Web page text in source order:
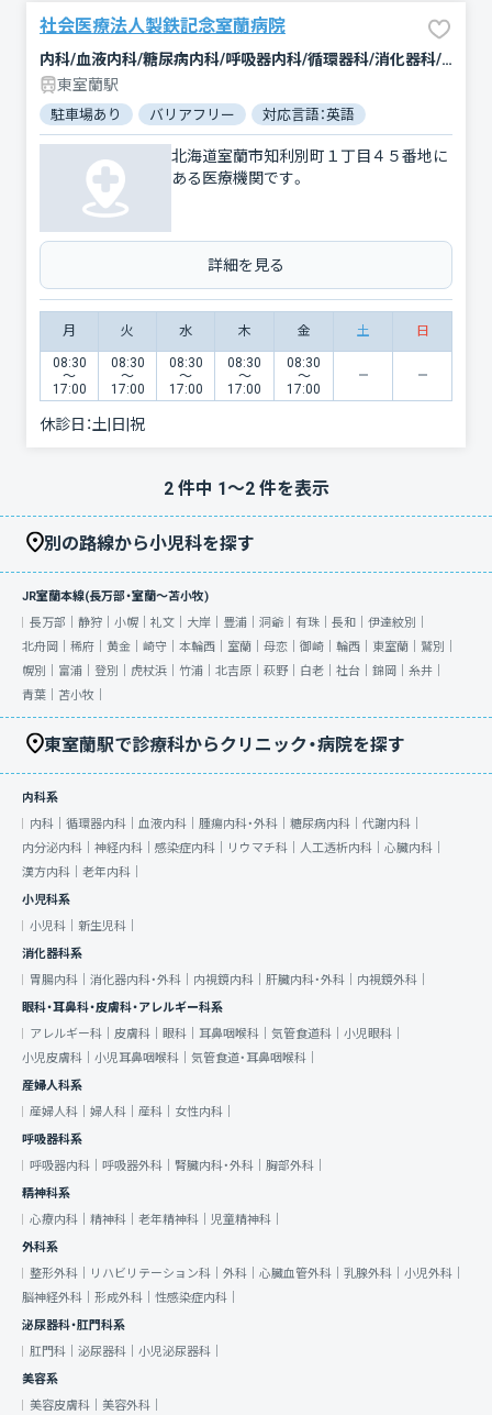
社会医療法人製鉄記念室蘭病院
内科/血液内科/糖尿病内科/呼吸器内科/循環器科/消化器科/腎臓内科・外科/腫瘍内科・外科/外科/脳神経外科/呼吸器外科/心臓血管外科/乳腺外科/整形外科/小児科/産婦人科/眼科/耳鼻咽喉科/皮膚科/泌尿器科/精神科・神経科/リハビリテーション/放射線科/臨床検査・病理診断/救急科/麻酔科
東室蘭駅
駐車場あり バリアフリー 対応言語：英語
北海道室蘭市知利別町１丁目４５番地に
ある医療機関です。
詳細を見る
月 火 水 木 金 土 日
08:30
〜
17:00
08:30
〜
17:00
08:30
〜
17:00
08:30
〜
17:00
08:30
〜
17:00
休診日：土|日|祝
2件中 1〜2件を表示
別の路線から小児科を探す
JR室蘭本線(長万部・室蘭～苫小牧)
長万部｜ 静狩｜ 小幌｜ 礼文｜ 大岸｜ 豊浦｜ 洞爺｜ 有珠｜ 長和｜ 伊達紋別｜
北舟岡｜ 稀府｜ 黄金｜ 崎守｜ 本輪西｜ 室蘭｜ 母恋｜ 御崎｜ 輪西｜ 東室蘭｜ 鷲別｜
幌別｜ 富浦｜ 登別｜ 虎杖浜｜ 竹浦｜ 北吉原｜ 萩野｜ 白老｜ 社台｜ 錦岡｜ 糸井｜
青葉｜ 苫小牧｜
東室蘭駅で診療科からクリニック・病院を探す
内科系
内科｜ 循環器内科｜ 血液内科｜ 腫瘍内科・外科｜ 糖尿病内科｜ 代謝内科｜
内分泌内科｜ 神経内科｜ 感染症内科｜ リウマチ科｜ 人工透析内科｜ 心臓内科｜
漢方内科｜ 老年内科｜
小児科系
小児科｜ 新生児科｜
消化器科系
胃腸内科｜ 消化器内科・外科｜ 内視鏡内科｜ 肝臓内科・外科｜ 内視鏡外科｜
眼科・耳鼻科・皮膚科・アレルギー科系
アレルギー科｜ 皮膚科｜ 眼科｜ 耳鼻咽喉科｜ 気管食道科｜ 小児眼科｜
小児皮膚科｜ 小児耳鼻咽喉科｜ 気管食道・耳鼻咽喉科｜
産婦人科系
産婦人科｜ 婦人科｜ 産科｜ 女性内科｜
呼吸器科系
呼吸器内科｜ 呼吸器外科｜ 腎臓内科・外科｜ 胸部外科｜
精神科系
心療内科｜ 精神科｜ 老年精神科｜ 児童精神科｜
外科系
整形外科｜
リハビリテーション科｜ 外科｜ 心臓血管外科｜ 乳腺外科｜ 小児外科｜
脳神経外科｜ 形成外科｜ 性感染症内科｜
泌尿器科・肛門科系
肛門科｜ 泌尿器科｜ 小児泌尿器科｜
美容系
美容皮膚科｜ 美容外科｜